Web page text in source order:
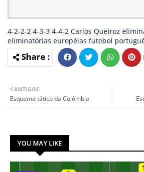
4-2-2-2 4-3-3 4-4-2 Carlos Queiroz
eliminatórias européias futebol
ANTIGOS
Esquema tático da Colômbia
YOU MAY LIKE